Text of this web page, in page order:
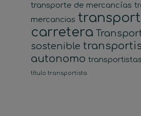
transporte de mercancías
mercancias
carretera
sostenible
autonomo
título transportista